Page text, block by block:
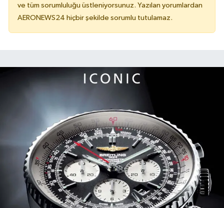
ve tüm sorumluluğu üstleniyorsunuz. Yazılan yorumlardan
AERONEWS24 hiçbir şekilde sorumlu tutulamaz.